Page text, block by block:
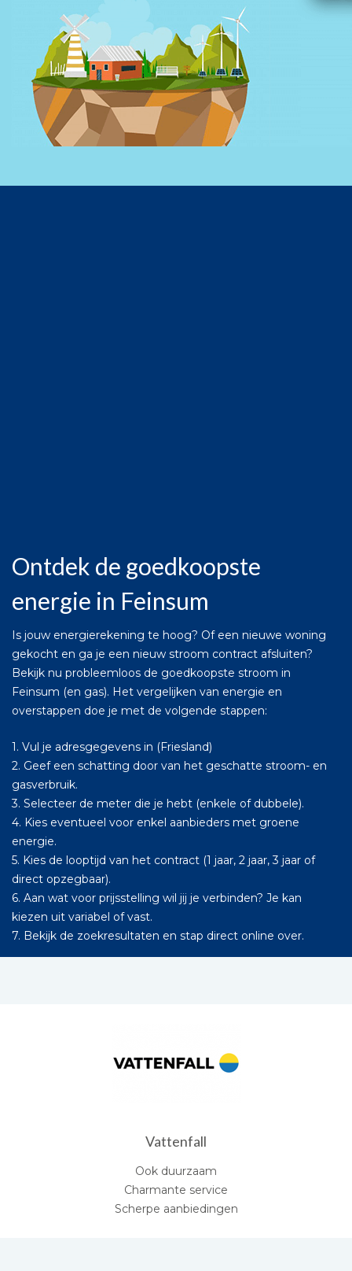
Ontdek de goedkoopste
energie in Feinsum
Is jouw energierekening te hoog? Of een nieuwe woning
gekocht en ga je een nieuw stroom contract afsluiten?
Bekijk nu probleemloos de goedkoopste stroom in
Feinsum (en gas). Het vergelijken van energie en
overstappen doe je met de volgende stappen:
1. Vul je adresgegevens in (Friesland)
2. Geef een schatting door van het geschatte stroom- en
gasverbruik.
3. Selecteer de meter die je hebt (enkele of dubbele).
4. Kies eventueel voor enkel aanbieders met groene
energie.
5. Kies de looptijd van het contract (1 jaar, 2 jaar, 3 jaar of
direct opzegbaar).
6. Aan wat voor prijsstelling wil jij je verbinden? Je kan
kiezen uit variabel of vast.
7. Bekijk de zoekresultaten en stap direct online over.
Vattenfall
Ook duurzaam
Charmante service
Scherpe aanbiedingen